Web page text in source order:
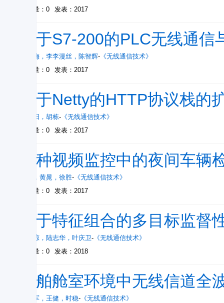
被引量：0
发表：2017
基于S7-200的PLC无线通信
崔桂梅 ， 李李漫丝 ， 陈智辉- 《无线通信技术》
被引量：0
发表：2017
基于Netty的HTTP协议栈的
滕阳阳 ， 胡栋- 《无线通信技术》
被引量：0
发表：2017
一种视频监控中的夜间车辆
， 黄晁 ， 徐胜- 《无线通信技术》
被引量：0
发表：2017
基于特征组合的多目标监督
兰琼琼 ， 陆志华 ， 叶庆卫- 《无线通信技术》
被引量：0
发表：2018
船舶舱室环境中无线信道全
张燕军 ， 王健 ， 时稳- 《无线通信技术》